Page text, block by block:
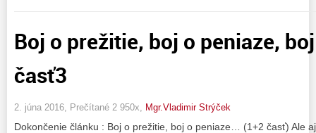
Boj o prežitie, boj o peniaze,
časť3
2. júna 2016, Prečítané 2 950x, Mgr.Vladimir Strýček
Dokončenie článku : Boj o prežitie, boj o peniaze… (1+2 časť) Ale